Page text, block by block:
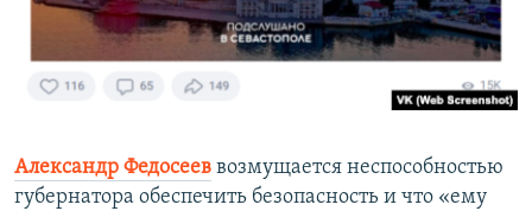
Александр Федосеев возмущается неспособностью
губернатора обеспечить безопасность и что «ему